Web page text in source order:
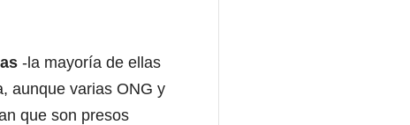
-la mayoría de ellas
aunque varias ONG y
que son presos